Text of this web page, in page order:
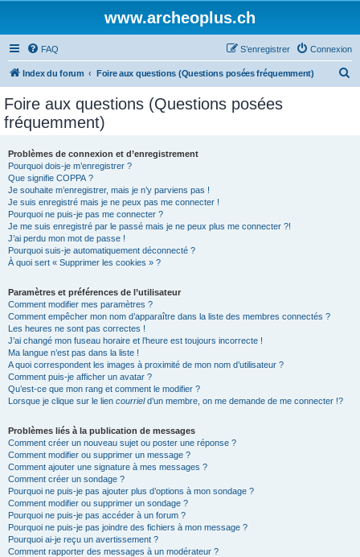
www.archeoplus.ch
FAQ Connexion
S’enregistrer
Index du forum Foire aux questions (Questions posées fréquemment)
Foire aux questions (Questions posées
fréquemment)
Problèmes de connexion et d’enregistrement
Pourquoi dois-je m’enregistrer ?
Que signifie COPPA ?
Je souhaite m’enregistrer, mais je n’y parviens pas !
Je suis enregistré mais je ne peux pas me connecter !
Pourquoi ne puis-je pas me connecter ?
Je me suis enregistré par le passé mais je ne peux plus me connecter ?!
J’ai perdu mon mot de passe !
Pourquoi suis-je automatiquement déconnecté ?
À quoi sert « Supprimer les cookies » ?
Paramètres et préférences de l’utilisateur
Comment modifier mes paramètres ?
Comment empêcher mon nom d’apparaître dans la liste des membres connectés ?
Les heures ne sont pas correctes !
J’ai changé mon fuseau horaire et l’heure est toujours incorrecte !
Ma langue n’est pas dans la liste !
A quoi correspondent les images à proximité de mon nom d’utilisateur ?
Comment puis-je afficher un avatar ?
Qu’est-ce que mon rang et comment le modifier ?
Lorsque je clique sur le lien courrield’un membre, on me demande de me connecter !?
Problèmes liés à la publication de messages
Comment créer un nouveau sujet ou poster une réponse ?
Comment modifier ou supprimer un message ?
Comment ajouter une signature à mes messages ?
Comment créer un sondage ?
Pourquoi ne puis-je pas ajouter plus d’options à mon sondage ?
Comment modifier ou supprimer un sondage ?
Pourquoi ne puis-je pas accéder à un forum ?
Pourquoi ne puis-je pas joindre des fichiers à mon message ?
Pourquoi ai-je reçu un avertissement ?
Comment rapporter des messages à un modérateur ?